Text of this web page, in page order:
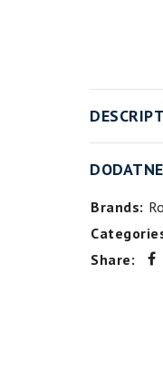
Brands:
Share: